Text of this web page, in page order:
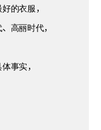
的衣服，
高丽时代，
事实，